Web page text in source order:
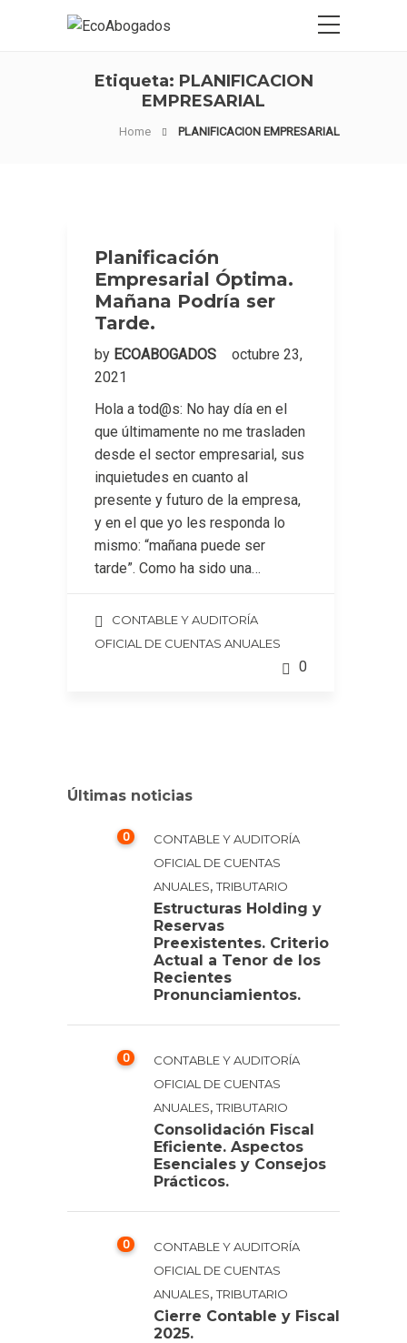
Etiqueta: PLANIFICACION
EMPRESARIAL
Home PLANIFICACION EMPRESARIAL
Planificación
Empresarial Óptima.
Mañana Podría ser
Tarde.
by ECOABOGADOS
octubre 23,
2021
Hola a tod@s: No hay día en el
que últimamente no me trasladen
desde el sector empresarial, sus
inquietudes en cuanto al
presente y futuro de la empresa,
y en el que yo les responda lo
mismo: “mañana puede ser
tarde”. Como ha sido una…
CONTABLE Y AUDITORÍA
OFICIAL DE CUENTAS ANUALES
0
Últimas noticias
0
CONTABLE Y AUDITORÍA
OFICIAL DE CUENTAS
ANUALES,TRIBUTARIO
Estructuras Holding y
Reservas
Preexistentes. Criterio
Actual a Tenor de los
Recientes
Pronunciamientos.
0
CONTABLE Y AUDITORÍA
OFICIAL DE CUENTAS
ANUALES,TRIBUTARIO
Consolidación Fiscal
Eficiente. Aspectos
Esenciales y Consejos
Prácticos.
0
CONTABLE Y AUDITORÍA
OFICIAL DE CUENTAS
ANUALES,TRIBUTARIO
Cierre Contable y Fiscal
2025.